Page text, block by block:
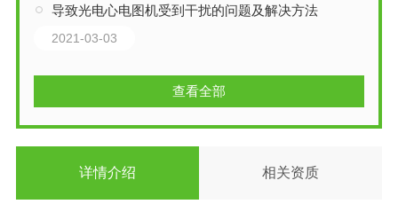
导致光电心电图机受到干扰的问题及解决方法
2021-03-03
查看全部
详情介绍 相关资质